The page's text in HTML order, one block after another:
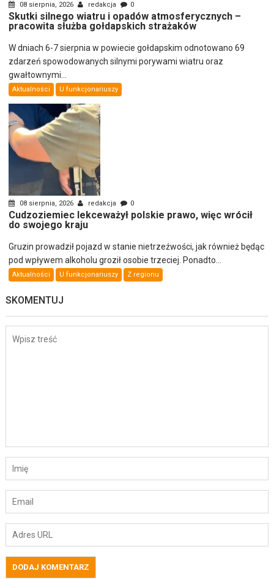
08 sierpnia, 2026 redakcja 0
Skutki silnego wiatru i opadów atmosferycznych –
pracowita służba gołdapskich strażaków
W dniach 6-7 sierpnia w powiecie gołdapskim odnotowano 69
zdarzeń spowodowanych silnymi porywami wiatru oraz
gwałtownymi...
Aktualności U funkcjonariuszy
08 sierpnia, 2026 redakcja 0
Cudzoziemiec lekceważył polskie prawo, więc wrócił
do swojego kraju
Gruzin prowadził pojazd w stanie nietrzeźwości, jak również będąc
pod wpływem alkoholu groził osobie trzeciej. Ponadto...
Aktualności U funkcjonariuszy Z regionu
SKOMENTUJ